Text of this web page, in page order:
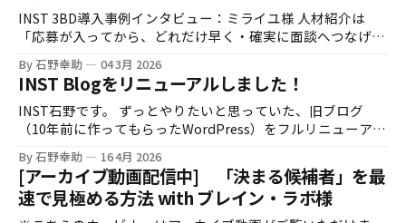
INST 3BD導入事例インタビュー：ミライユ様 人材紹介は
「応募が入ってから、どれだけ早く・確実に面談へつなげら
れるか」で成果が大きく変わります。一方で、時間外応募へ
の即時対応や、架電の追いかけ業務は現場負荷が高く、運用
の属人化も起きがちです。 今回は株式会社ミライユ様に、
INST 3BDのトライアル導入（実証実験）から、効果検証を
経て利用範囲を拡大するに至った経緯を伺いました。 お話を
ー：株式会社INST 石野 導入の背景：時間外応募対応と、
現場の架電負荷 石野：まず、INST 3BD導入前に感じていた
課題感を教えてください。 鈴木様：人材紹介の現場だと、応
募が入っても連絡がつかないケースが一定数あります。繋が
By 石野幸助 04 3月 2026
INST Blogをリニューアルしました！
INST石野です。 ずっとやりたいと思っていた、旧ブログ
（10年前に作ってもらったWordPress）をフルリニューアル
しました。しかもひとりで。 リニューアルの背景 御存知の
通り、INSTは創業すぐに僕がこのブログを書き始めて、それ
をほとんどの集客源に法人顧客の開拓を進めてきました。 そ
の昔は炎上したり、バズったりと色々書いていたのですが、
By 石野幸助 16 4月 2026
[アーカイブ動画配信中] 「決まる候補者」を最
速で見極める方法 with ブレイン・ラボ様